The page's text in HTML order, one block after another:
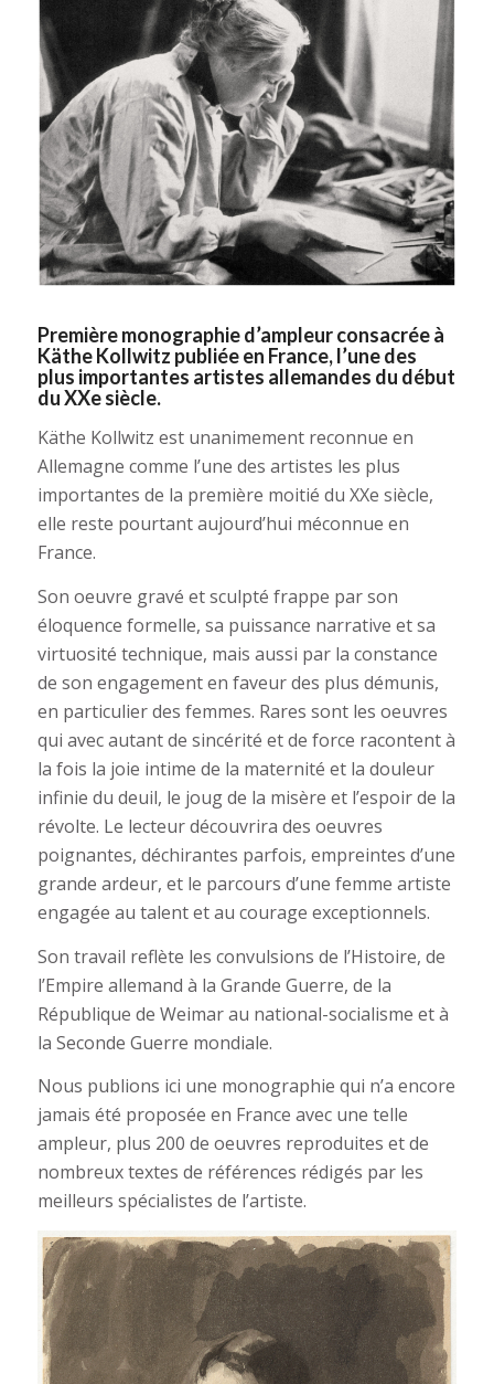
Première monographie d’ampleur consacrée à
Käthe Kollwitz publiée en France, l’une des
plus importantes artistes allemandes du début
duXXesiècle.
Käthe Kollwitz est unanimement reconnue en
Allemagne comme l’une des artistes les plus
importantes de la première moitié du XXe siècle,
elle reste pourtant aujourd’hui méconnue en
France.
Son oeuvre gravé et sculpté frappe par son
éloquence formelle, sa puissance narrative et sa
virtuosité technique, mais aussi par la constance
de son engagement en faveur des plus démunis,
en particulier des femmes. Rares sont les oeuvres
qui avec autant de sincérité et de force racontent à
la fois la joie intime de la maternité et la douleur
infinie du deuil, le joug de la misère et l’espoir de la
révolte. Le lecteur découvrira des oeuvres
poignantes, déchirantes parfois, empreintes d’une
grande ardeur, et le parcours d’une femme artiste
engagée au talent et au courage exceptionnels.
Son travail reflète les convulsions de l’Histoire, de
l’Empire allemand à la Grande Guerre, de la
République de Weimar au national-socialisme et à
la Seconde Guerre mondiale.
Nous publions ici une monographie qui n’a encore
jamais été proposée en France avec une telle
ampleur, plus 200 de oeuvres reproduites et de
nombreux textes de références rédigés par les
meilleurs spécialistes de l’artiste.